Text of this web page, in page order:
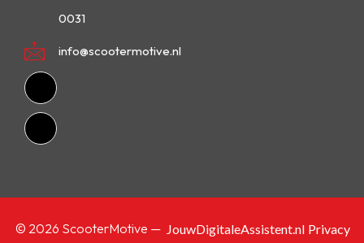
0031
info@scootermotive.nl
© 2026 ScooterMotive — JouwDigitaleAssistent.nl Privacy